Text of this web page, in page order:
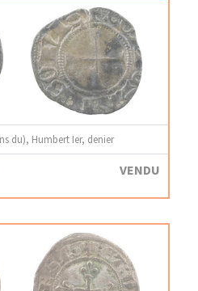
du), Humbert Ier, denier
VENDU